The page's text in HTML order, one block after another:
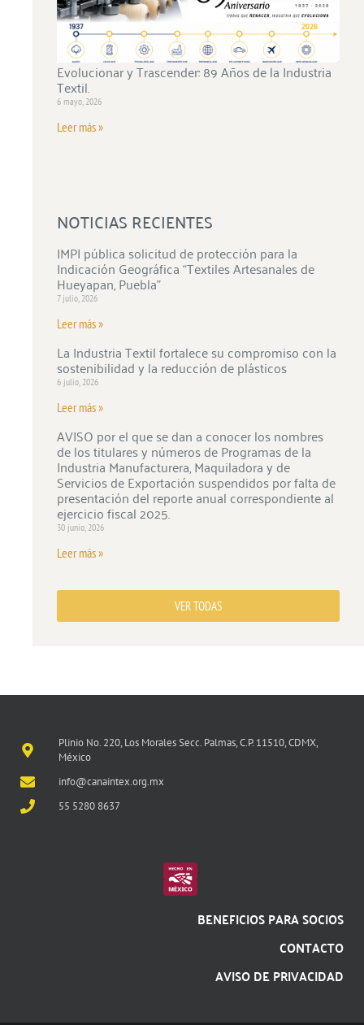
Evolucionar y Trascender: 89 Años de la Industria
Textil.
6 mayo, 2026
Leer más »
NOTICIAS RECIENTES
IMPI pública solicitud de protección para la
Indicación Geográfica “Textiles Artesanales de
Hueyapan, Puebla”
7 julio, 2026
Leer más »
La Industria Textil fortalece su compromiso con la
sostenibilidad y la reducción de plásticos
6 julio, 2026
Leer más »
AVISO por el que se dan a conocer los nombres
de los titulares y números de Programas de la
Industria Manufacturera, Maquiladora y de
Servicios de Exportación suspendidos por falta de
presentación del reporte anual correspondiente al
ejercicio fiscal 2025.
30 junio, 2026
Leer más »
VER TODAS
Plinio No. 220, Los Morales Secc. Palmas, C.P. 11510, CDMX,
México
info@canaintex.org.mx
55 5280 8637
BENEFICIOS PARA SOCIOS
CONTACTO
AVISO DE PRIVACIDAD